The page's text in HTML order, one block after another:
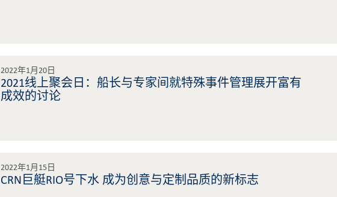
2022年1月20日
2021线上聚会日：船长与专家间就特殊事件管理展开富有
成效的讨论
2022年1月15日
CRN巨艇RIO号下水 成为创意与定制品质的新标志